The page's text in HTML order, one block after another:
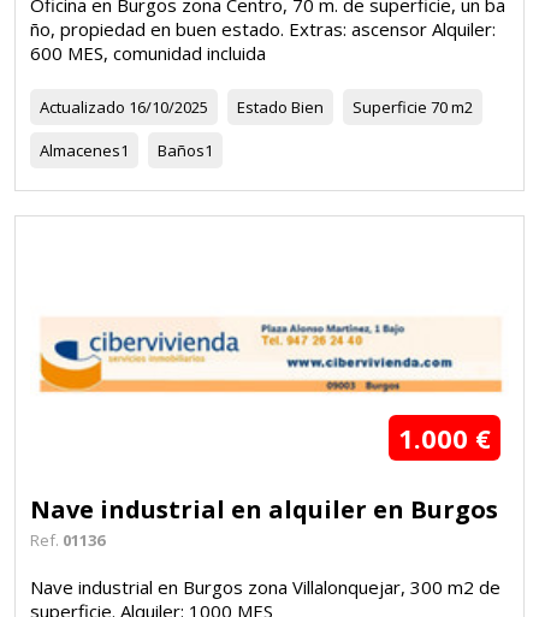
ño, propiedad en buen estado. Extras: ascensor Alquiler:
600 MES, comunidad incluida
Actualizado 16/10/2025 Estado Bien Superficie 70 m2
Almacenes1 Baños1
1.000 €
Nave industrial en alquiler en Burgos
Ref. 01136
Nave industrial en Burgos zona Villalonquejar, 300 m2 de
superficie. Alquiler: 1000 MES